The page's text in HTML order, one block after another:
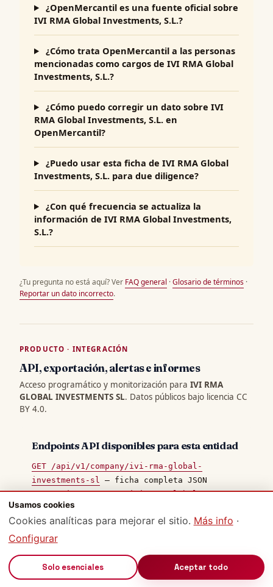
¿OpenMercantil es una fuente oficial sobre
IVI RMA Global Investments, S.L.?
¿Cómo trata OpenMercantil a las personas
mencionadas como cargos de IVI RMA Global
Investments, S.L.?
¿Cómo puedo corregir un dato sobre IVI
RMA Global Investments, S.L. en
OpenMercantil?
¿Puedo usar esta ficha de IVI RMA Global
Investments, S.L. para due diligence?
¿Con qué frecuencia se actualiza la
información de IVI RMA Global Investments,
S.L.?
¿Tu pregunta no está aquí? Ver FAQ general ·Glosario de términos ·
Reportar un dato incorrecto.
PRODUCTO · INTEGRACIÓN
API, exportación, alertas e informes
Acceso programático y monitorización para IVI RMA
GLOBAL INVESTMENTS SL. Datos públicos bajo licencia CC
BY 4.0.
Endpoints API disponibles para esta entidad
GET /api/v1/company/ivi-rma-global-
investments-sl
— ficha completa JSON
GET /api/v1/company/ivi-rma-global-
investments-sl/timeline
unificado multi-fuente
GET /api/v1/company/ivi-rma-global-
paginados
GET /api/v1/company/ivi-rma-global-
Usamos cookies
Cookies analíticas para mejorar el sitio. Más info ·
Configurar
Solo esenciales Aceptar todo